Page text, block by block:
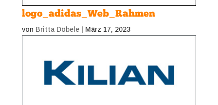
logo_adidas_Web_Rahmen
von Britta Döbele| März 17, 2023